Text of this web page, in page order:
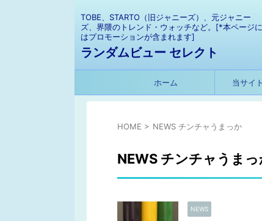
TOBE、STARTO（旧ジャニーズ）、元ジャニー
ズ、界隈のトレンド・ウォッチなど。[*本ページに
はプロモーションが含まれます]
ランダムビュー セレクト
ホーム 当サイ
HOME > NEWS チンチャうまっか
NEWS チンチャうま
NEWS